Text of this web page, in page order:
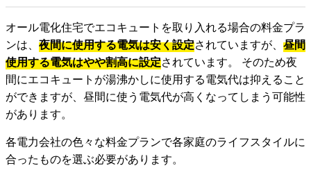
オール電化住宅でエコキュートを取り入れる場合の料金プラ
ンは、 夜間に使用する電気は安く設定されていますが、 昼間
使用する電気はやや割高に設定されています。 そのため夜
間にエコキュートが湯沸かしに使用する電気代は抑えること
ができますが、昼間に使う電気代が高くなってしまう可能性
があります。
各電力会社の色々な料金プランで各家庭のライフスタイルに
合ったものを選ぶ必要があります。